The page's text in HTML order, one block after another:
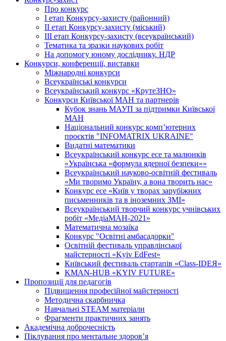
Про конкурс
І етап Конкурсу-захисту (районний)
ІІ етап Конкурсу-захисту (міський)
ІІІ етап Конкурсу-захисту (всеукраїнський)
Тематика та зразки наукових робіт
На допомогу юному досліднику. НДР
Конкурси, конференції, виставки
Міжнародні конкурси
Всеукраїнські конкурси
Всеукраїнський конкурс «КрутеЗНО»
Конкурси Київської МАН та партнерів
Кубок знань МАУП за підтримки Київської
МАН
Національний конкурс комп’ютерних
проєктів "INFOMATRIX UKRAINE"
Видатні математики
Всеукраїнський конкурс есе та малюнків
«Українська «формула ядерної безпеки»»
Всеукраїнський науково-освітній фестиваль
«Ми творимо Україну, а вона творить нас»
Конкурс есе «Київ у творах зарубіжних
письменників та в іноземних ЗМІ»
Всеукраїнський творчий конкурс учнівських
робіт «МедіаМАН-2021»
Математична мозаїка
Конкурс "Освітні амбасадорки"
Освітній фестиваль управлінської
майстерності «Kyiv EdFest»
Київський фестиваль стартапів «Class-IDEЯ»
KMAN-HUB «KYIV FUTURE»
Пропозиції для педагогів
Підвищення професійної майстерності
Методична скарбничка
Навчальні STEAM матеріали
Фрагменти практичних занять
Академічна доброчесність
Піклування про ментальне здоровʼя